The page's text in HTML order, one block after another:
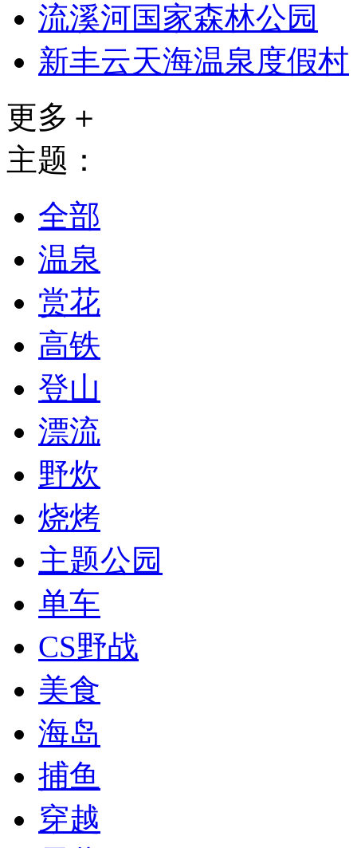
流溪河国家森林公园
新丰云天海温泉度假村
更多＋
主题：
全部
温泉
赏花
高铁
登山
漂流
野炊
烧烤
主题公园
单车
CS野战
美食
海岛
捕鱼
穿越